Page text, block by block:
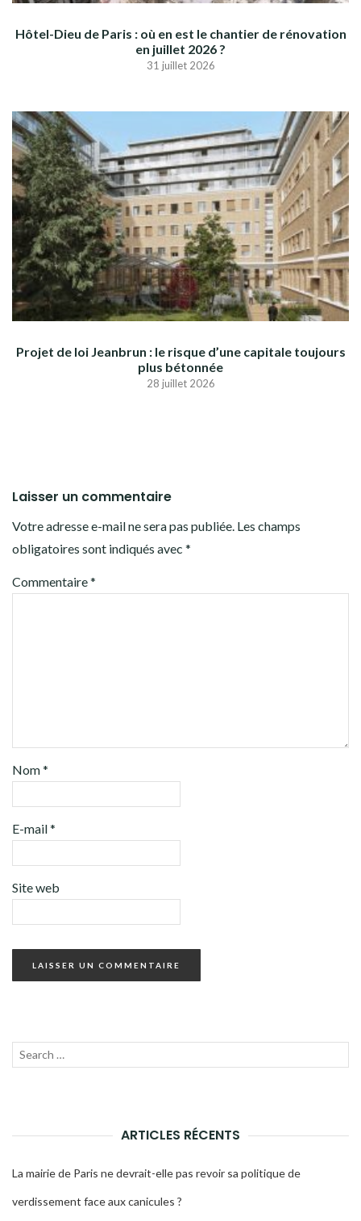
Hôtel-Dieu de Paris : où en est le chantier de rénovation
en juillet 2026 ?
31 juillet 2026
Projet de loi Jeanbrun : le risque d’une capitale toujours
plus bétonnée
28 juillet 2026
Laisser un commentaire
Votre adresse e-mail ne sera pas publiée. Les champs
obligatoires sont indiqués avec *
Commentaire*
Nom*
E-mail*
Site web
Recherche
ARTICLES RÉCENTS
La mairie de Paris ne devrait-elle pas revoir sa politique de
verdissement face aux canicules ?